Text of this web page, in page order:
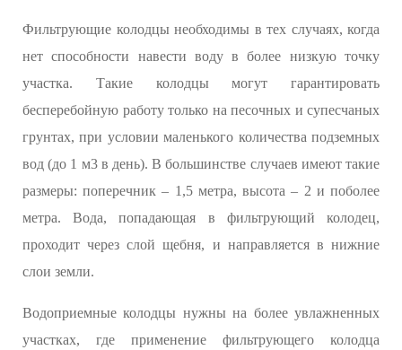
Фильтрующие колодцы необходимы в тех случаях, когда
нет способности навести воду в более низкую точку
участка. Такие колодцы могут гарантировать
бесперебойную работу только на песочных и супесчаных
грунтах, при условии маленького количества подземных
вод (до 1 м3 в день). В большинстве случаев имеют такие
размеры: поперечник – 1,5 метра, высота – 2 и поболее
метра. Вода, попадающая в фильтрующий колодец,
проходит через слой щебня, и направляется в нижние
слои земли.
Водоприемные колодцы нужны на более увлажненных
участках, где применение фильтрующего колодца